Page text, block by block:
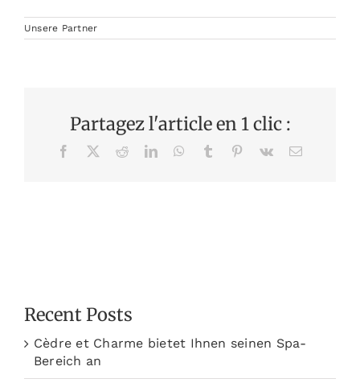
Unsere Partner
Partagez l'article en 1 clic :
Facebook RedditLinkedInWhatsApp
Tumblr Pinterest
Vk Email
Recent Posts
Cèdre et Charme bietet Ihnen seinen Spa-
Bereich an